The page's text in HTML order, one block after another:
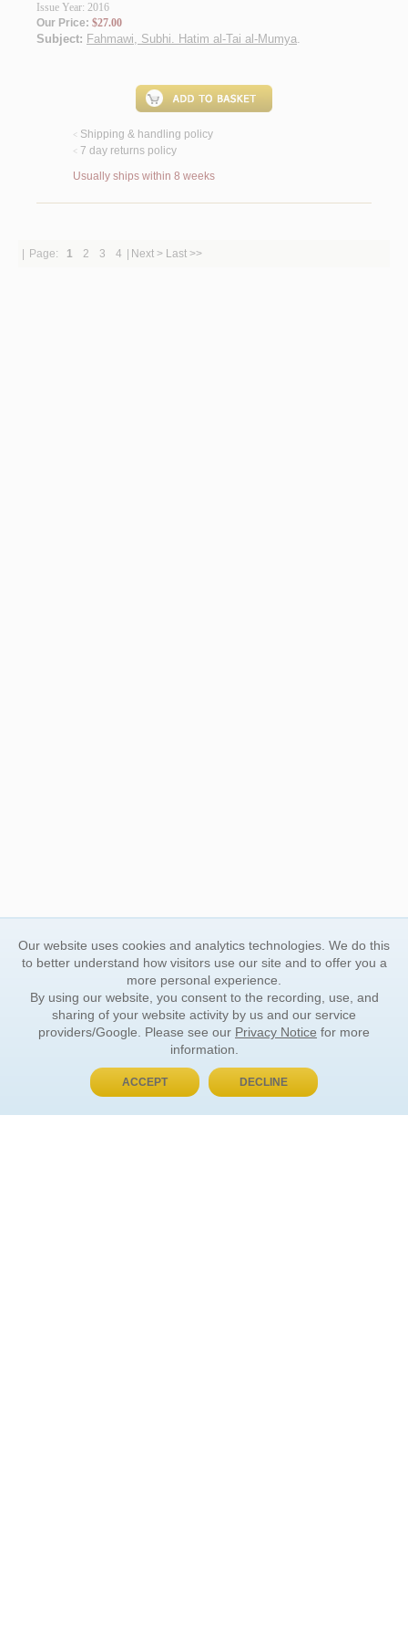
Issue Year: 2016
Our Price: $27.00
Subject: Fahmawi, Subhi. Hatim al-Tai al-Mumya.
< Shipping & handling policy
< 7 day returns policy
Usually ships within 8 weeks
Page: 1 2 3 4 Next > Last >>
BUY NOW, PAY LATER
Our website uses cookies and analytics technologies. We do this
to better understand how visitors use our site and to offer you a
more personal experience.
By using our website, you consent to the recording, use, and
sharing of your website activity by us and our service
providers/Google. Please see our Privacy Notice for more
information.
ACCEPT DECLINE